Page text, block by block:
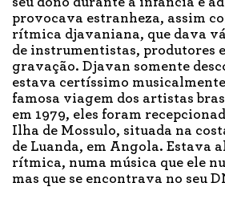
provocava estranheza, assim
rítmica djavaniana, que dava
de instrumentistas, produtores
gravação. Djavan somente
estava certíssimo
famosa viagem dos artistas
em 1979, eles foram
Ilha de Mossulo, situada na
de Luanda, em Angola. Estava
rítmica, numa música que ele
mas que se encontrava no seu